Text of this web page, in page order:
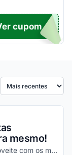
TICO
cupom
Ordenar por
mesmo!
Confira todas as opções disponíveis e aproveite com os melhores descontos!